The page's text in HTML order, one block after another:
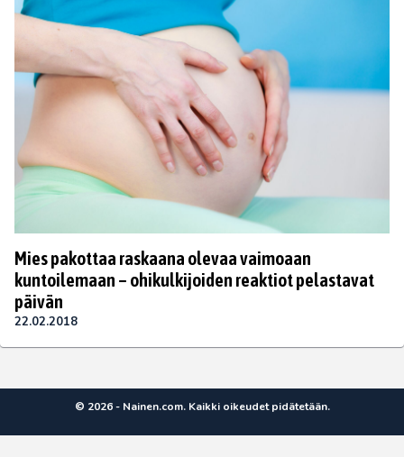
Mies pakottaa raskaana olevaa vaimoaan
kuntoilemaan – ohikulkijoiden reaktiot pelastavat
päivän
22.02.2018
© 2026 - Nainen.com. Kaikki oikeudet pidätetään.